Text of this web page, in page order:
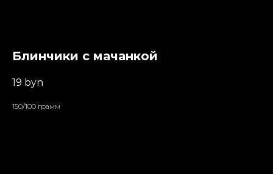
Блинчики с мачанкой
19 byn
150/100 грамм